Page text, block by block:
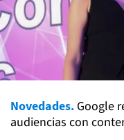
Novedades. Google
audiencias con